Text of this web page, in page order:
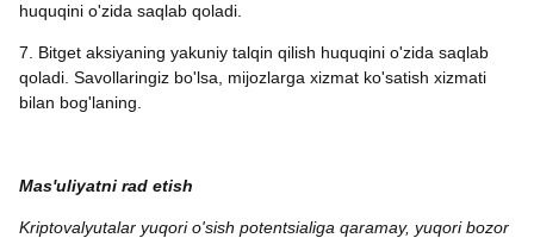
huquqini o'zida saqlab qoladi.
7. Bitget aksiyaning yakuniy talqin qilish huquqini o'zida saqlab
qoladi. Savollaringiz bo'lsa, mijozlarga xizmat ko'satish xizmati
bilan bog'laning.
Mas'uliyatni rad etish
Kriptovalyutalar yuqori o'sish potentsialiga qaramay, yuqori bozor